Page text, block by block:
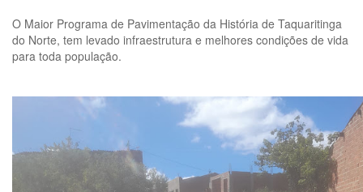
O Maior Programa de Pavimentação da História de Taquaritinga
do Norte, tem levado infraestrutura e melhores condições de vida
para toda população.